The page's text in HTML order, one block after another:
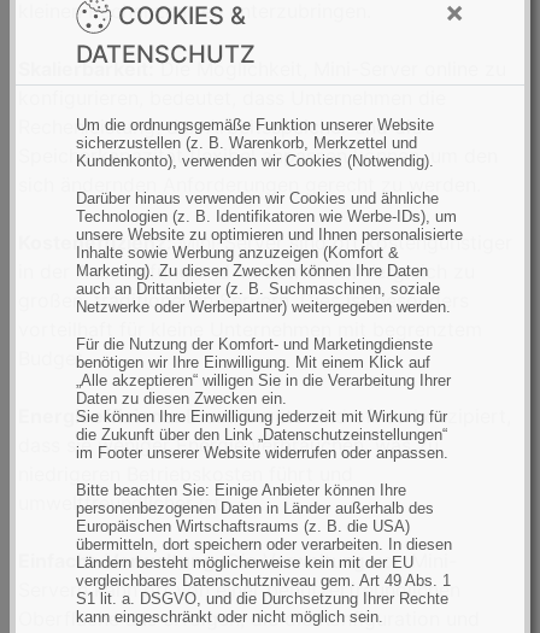
COOKIES &
DATENSCHUTZ
×
Um die ordnungsgemäße Funktion unserer Website
sicherzustellen (z. B. Warenkorb, Merkzettel und
Kundenkonto), verwenden wir Cookies (Notwendig).
Darüber hinaus verwenden wir Cookies und ähnliche
Technologien (z. B. Identifikatoren wie Werbe-IDs), um
unsere Website zu optimieren und Ihnen personalisierte
Inhalte sowie Werbung anzuzeigen (Komfort &
Marketing). Zu diesen Zwecken können Ihre Daten
auch an Drittanbieter (z. B. Suchmaschinen, soziale
Netzwerke oder Werbepartner) weitergegeben werden.
Für die Nutzung der Komfort- und Marketingdienste
benötigen wir Ihre Einwilligung. Mit einem Klick auf
„Alle akzeptieren“ willigen Sie in die Verarbeitung Ihrer
Daten zu diesen Zwecken ein.
Sie können Ihre Einwilligung jederzeit mit Wirkung für
die Zukunft über den Link „Datenschutzeinstellungen“
im Footer unserer Website widerrufen oder anpassen.
Bitte beachten Sie: Einige Anbieter können Ihre
personenbezogenen Daten in Länder außerhalb des
Europäischen Wirtschaftsraums (z. B. die USA)
übermitteln, dort speichern oder verarbeiten. In diesen
Ländern besteht möglicherweise kein mit der EU
vergleichbares Datenschutzniveau gem. Art 49 Abs. 1
S1 lit. a. DSGVO, und die Durchsetzung Ihrer Rechte
kann eingeschränkt oder nicht möglich sein.
kleinen Rechenzentren unterzubringen.
Skalierbarkeit:Die Möglichkeit, Mini-Server online zu
Rechenleistung, den Arbeitsspeicher und die
Speicherkapazität flexibel anpassen können, um den
Kosteneffizienz:Mini-Server sind oft kostengünstiger
in der Anschaffung und im Betrieb im Vergleich zu
großen, traditionellen Servern. Dies ist besonders
Budget.
Energieeffizienz:Diese Geräte sind oft so konzipiert,
dass sie weniger Energie verbrauchen, was zu
umweltfreundlicher ist.
Einfache Verwaltung:Die Verwaltung von Mini-
Servern kann oft von einer benutzerfreundlichen
Oberfläche aus erfolgen, die die Konfiguration und